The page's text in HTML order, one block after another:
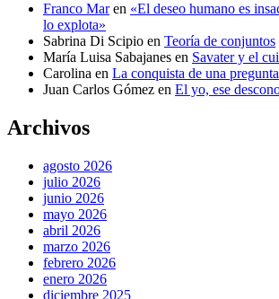
Franco Maren «El deseo humano es
lo explota»
Sabrina Di Scipio en Teoría de conjuntos
María Luisa Sabajanes en Savater y el
Carolina en La conquista de una pregunta
Juan Carlos Gómez en El yo, ese
Archivos
agosto 2026
julio 2026
junio 2026
mayo 2026
abril 2026
marzo 2026
febrero 2026
enero 2026
diciembre 2025